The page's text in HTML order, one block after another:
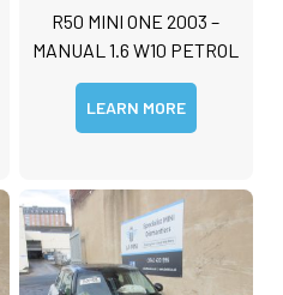
R50 MINI ONE 2003 –
MANUAL 1.6 W10 PETROL
LEARN MORE